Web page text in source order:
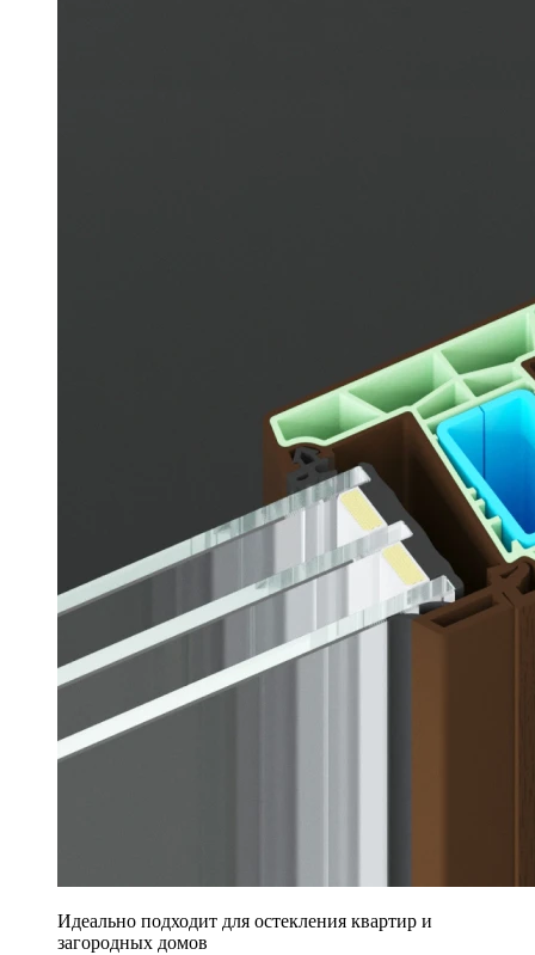
Идеально подходит для остекления квартир и
загородных домов